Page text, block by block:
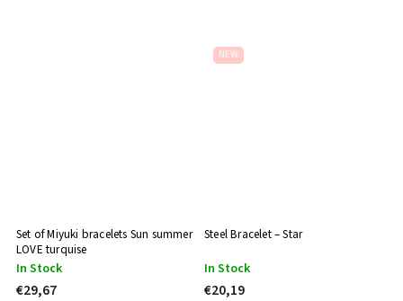
Set of Miyuki bracelets Sun summer
LOVE turquise
In Stock
€29,67
NEW
Steel Bracelet – Star
In Stock
€20,19